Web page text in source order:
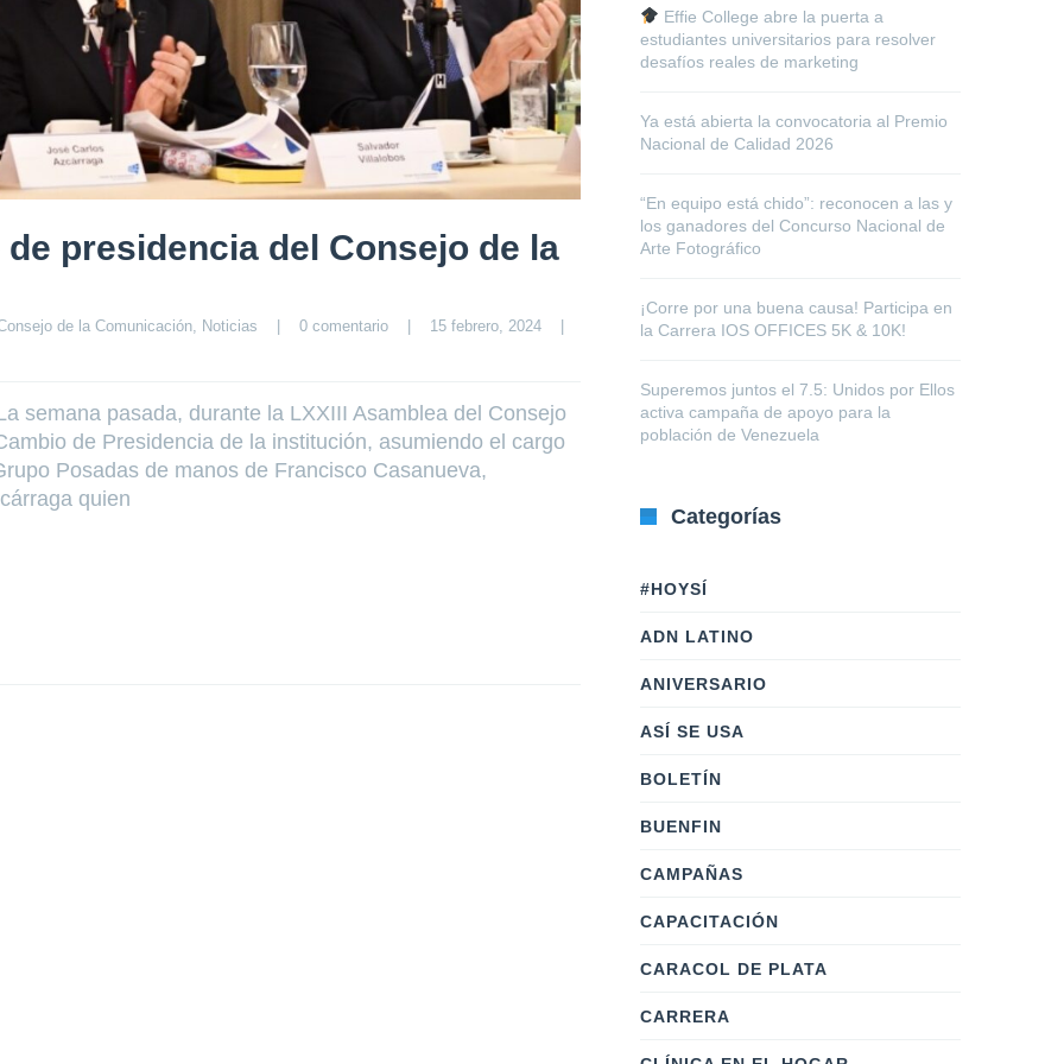
presidencia del Consejo de la
de la Comunicación, Noticias 0 comentario 15 febrero, 2024
semana pasada, durante la LXXIII Asamblea del Consejo
de Presidencia de la institución, asumiendo el cargo
Posadas de manos de Francisco Casanueva,
quien
Effie College abre la puerta a
estudiantes universitarios para resolver
desafíos reales de marketing
Ya está abierta la convocatoria al Premio
Nacional de Calidad 2026
“En equipo está chido”: reconocen a las y
los ganadores del Concurso Nacional de
Arte Fotográfico
¡Corre por una buena causa! Participa en
la Carrera IOS OFFICES 5K & 10K!
Superemos juntos el 7.5: Unidos por Ellos
activa campaña de apoyo para la
población de Venezuela
Categorías
#HOYSÍ
ADN LATINO
ANIVERSARIO
ASÍ SE USA
BOLETÍN
BUENFIN
CAMPAÑAS
CAPACITACIÓN
CARACOL DE PLATA
CARRERA